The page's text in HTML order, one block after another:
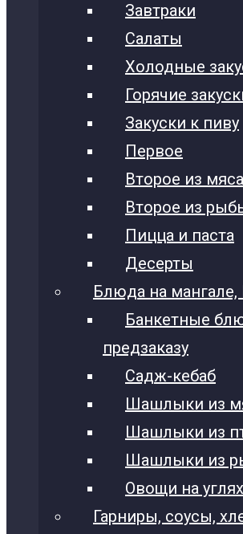
Завтраки
Салаты
Холодные
Горячие
Закуски к пиву
Первое
Второе из
Второе из
Пицца и паста
Десерты
Блюда на мангале,
Банкетные
предзаказу
Садж-кебаб
Шашлыки из
Шашлыки из
Шашлыки из
Овощи на углях
Гарниры, соусы,